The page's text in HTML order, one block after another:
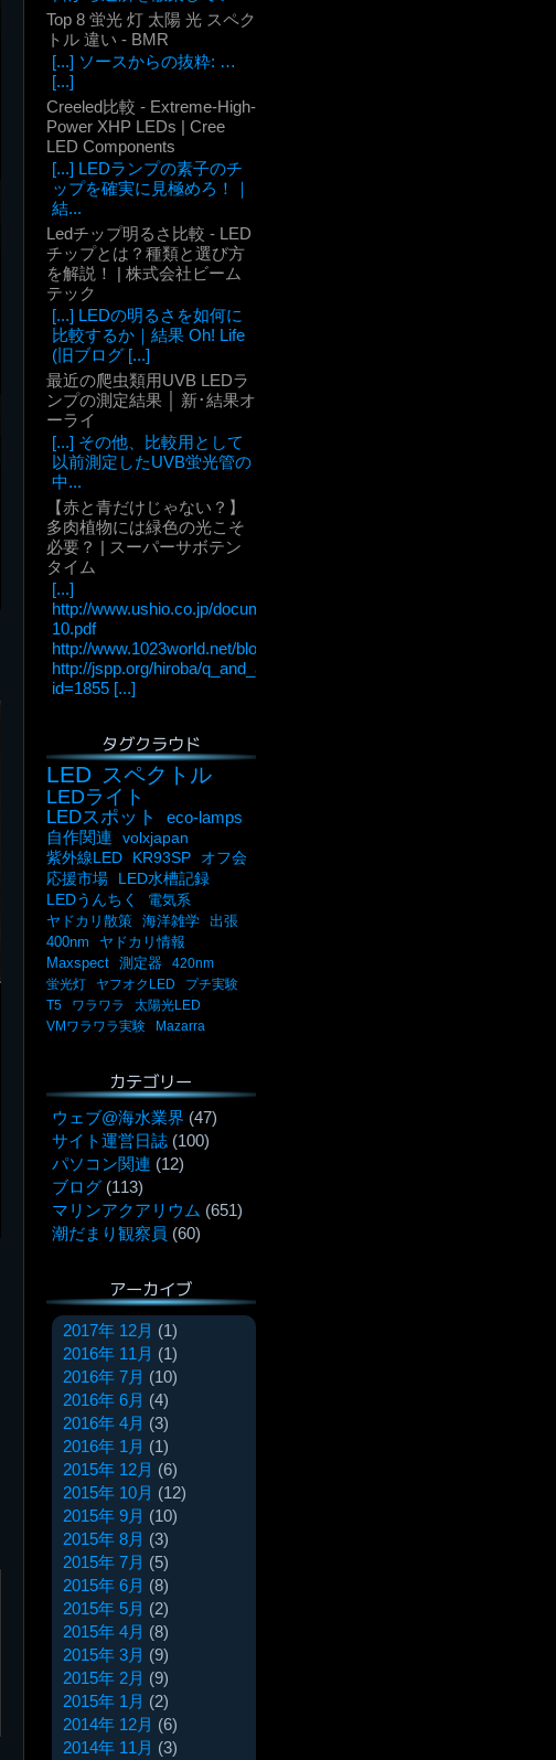
Top 8 蛍光 灯 太陽 光 スペク
トル 違い - BMR
[...] ソースからの抜粋: …
[...]
Creeled比較 - Extreme-High-
Power XHP LEDs | Cree
LED Components
[...] LEDランプの素子のチ
ップを確実に見極めろ！｜
結...
Ledチップ明るさ比較 - LED
チップとは？種類と選び方
を解説！ | 株式会社ビーム
テック
[...] LEDの明るさを如何に
比較するか｜結果 Oh! Life
(旧ブログ [...]
最近の爬虫類用UVB LEDラ
ンプの測定結果 │ 新･結果オ
ーライ
[...] その他、比較用として
以前測定したUVB蛍光管の
中...
【赤と青だけじゃない？】
多肉植物には緑色の光こそ
必要？ | スーパーサボテン
タイム
[...]
http://www.ushio.co.jp/documents/technology/lightedge/lightedge_36/
10.pdf
http://www.1023world.net/blog/
http://jspp.org/hiroba/q_and_a/detail.html?
id=1855 [...]
タグクラウド
LED スペクトル
LEDライト
LEDスポット
eco-lamps
自作関連
volxjapan
紫外線LED
KR93SP
オフ会
応援市場
LED水槽記録
LEDうんちく
電気系
ヤドカリ散策 海洋雑学 出張
400nm
ヤドカリ情報
Maxspect
測定器
420nm
蛍光灯
ヤフオクLED
プチ実験
T5
ワラワラ
太陽光LED
VMワラワラ実験
Mazarra
カテゴリー
ウェブ@海水業界 (47)
サイト運営日誌 (100)
パソコン関連 (12)
ブログ (113)
マリンアクアリウム (651)
潮だまり観察員 (60)
アーカイブ
2017年 12月 (1)
2016年 11月 (1)
2016年 7月 (10)
2016年 6月 (4)
2016年 4月 (3)
2016年 1月 (1)
2015年 12月 (6)
2015年 10月 (12)
2015年 9月 (10)
2015年 8月 (3)
2015年 7月 (5)
2015年 6月 (8)
2015年 5月 (2)
2015年 4月 (8)
2015年 3月 (9)
2015年 2月 (9)
2015年 1月 (2)
2014年 12月 (6)
2014年 11月 (3)